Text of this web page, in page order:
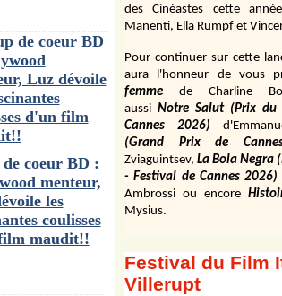
de coeur BD :
menteur,
les
coulisses
maudit!!
des Cinéastes cette
Manenti, Ella Rumpf et
Pour continuer sur cette
aura l'honneur de vous
femme
de Charline
aussi Notre Salut (Prix du
Cannes 2026)
(Grand Prix de
Zviaguintsev, La Bola Negra
- Festival de Cannes 2026)
Ambrossi ou encore
Mysius.
Festival du Film
Villerupt